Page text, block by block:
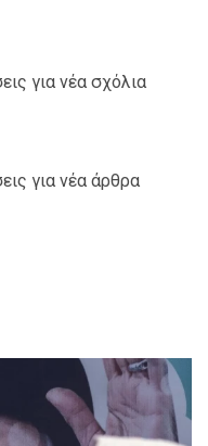
για νέα σχόλια
για νέα άρθρα